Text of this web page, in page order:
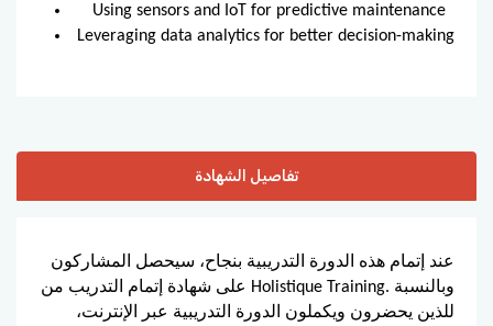
Using sensors and IoT for predictive maintenance
Leveraging data analytics for better decision-making
تفاصيل الشهادة
عند إتمام هذه الدورة التدريبية بنجاح، سيحصل المشاركون
على شهادة إتمام التدريب من Holistique Training. وبالنسبة
للذين يحضرون ويكملون الدورة التدريبية عبر الإنترنت،